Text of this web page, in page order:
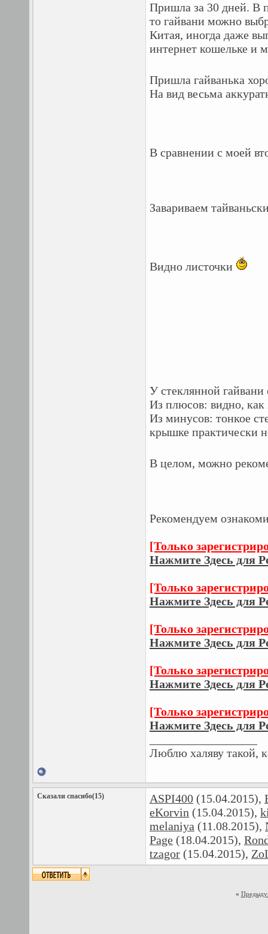
Пришла за 30 дней. В
то гайвани можно
Китая, иногда даже
интернет кошельке и
Пришла гайванька
На вид весьма
В сравнении с моей
Завариваем
Видно листочки
У стеклянной
Из плюсов: видно, как
Из минусов: тонкое
крышке практически
В целом, можно
Рекомендуем
[Только
Нажмите Здесь для
[Только
Нажмите Здесь для
[Только
Нажмите Здесь для
[Только
Нажмите Здесь для
[Только
Нажмите Здесь для
Люблю халяву такой,
Сказали спасибо(15) ASPI400 (15.04.2015),
eKorvin (15.04.2015),
melaniya (11.08.2015),
Page (18.04.2015),
tzagor (15.04.2015),
«